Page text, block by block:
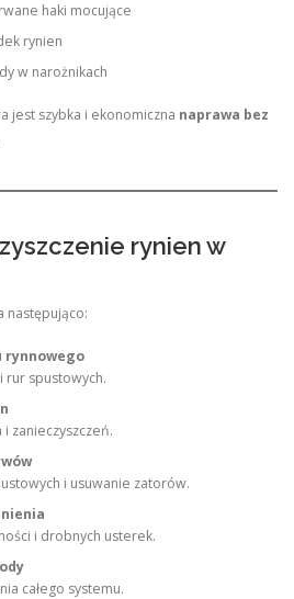
haki mocujące
rynien
w narożnikach
jest szybka i ekonomiczna naprawa bez
rynien w
następująco:
rynnowego
rur spustowych.
i zanieczyszczeń.
i usuwanie zatorów.
i drobnych usterek.
całego systemu.